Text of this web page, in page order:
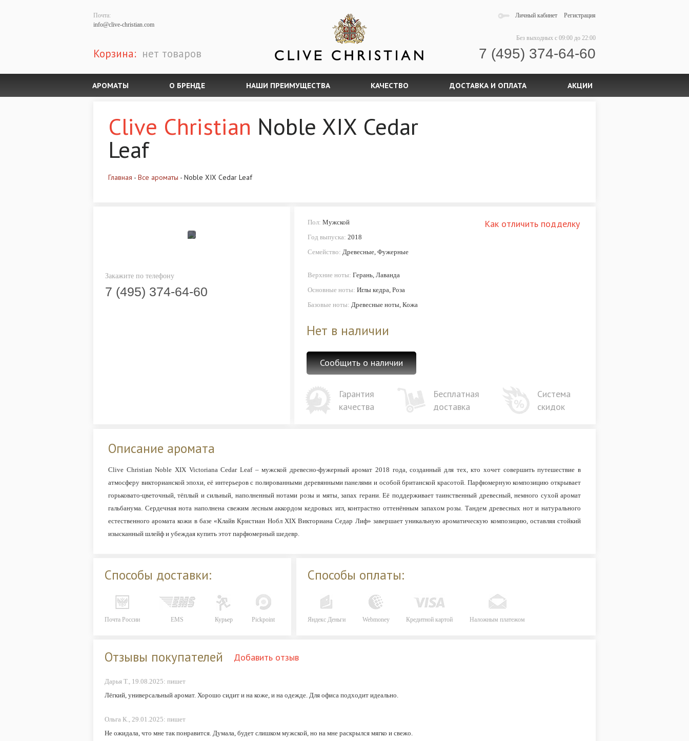
Почта:
info@clive-christian.com
Корзина: нет товаров
Личный кабинет Регистрация
Без выходных с 09:00 до 22:00
7 (495) 374-64-60
АРОМАТЫ О БРЕНДЕ НАШИ ПРЕИМУЩЕСТВА КАЧЕСТВО ДОСТАВКА И ОПЛАТА АКЦИИ
Clive Christian Noble XIX Cedar
Leaf
Главная - Все ароматы - Noble XIX Cedar Leaf
Закажите по телефону
7 (495) 374-64-60
Как отличить подделку
Пол: Мужской
Год выпуска: 2018
Семейство: Древесные, Фужерные
Верхние ноты: Герань, Лаванда
Основные ноты: Иглы кедра, Роза
Базовые ноты: Древесные ноты, Кожа
Нет в наличии
Сообщить о наличии
Гарантия
качества
Бесплатная
доставка
Система
скидок
Описание аромата
Clive Christian Noble XIX Victoriana Cedar Leaf – мужской древесно-фужерный аромат 2018 года, созданный для тех, кто хочет совершить путешествие в
атмосферу викторианской эпохи, её интерьеров с полированными деревянными панелями и особой британской красотой. Парфюмерную композицию открывает
горьковато-цветочный, тёплый и сильный, наполненный нотами розы и мяты, запах герани. Её поддерживает таинственный древесный, немного сухой аромат
гальбанума. Сердечная нота наполнена свежим лесным аккордом кедровых игл, контрастно оттенённым запахом розы. Тандем древесных нот и натурального
естественного аромата кожи в базе «Клайв Кристиан Нобл XIX Викториана Седар Лиф» завершает уникальную ароматическую композицию, оставляя стойкий
изысканный шлейф и убеждая купить этот парфюмерный шедевр.
Способы доставки:
Почта России EMS Курьер Pickpoint
Способы оплаты:
Яндекс Деньги Webmoney Кредитной картой Наложным платежом
Отзывы покупателей Добавить отзыв
Дарья Т., 19.08.2025: пишет
Лёгкий, универсальный аромат. Хорошо сидит и на коже, и на одежде. Для офиса подходит идеально.
Ольга К., 29.01.2025: пишет
Не ожидала, что мне так понравится. Думала, будет слишком мужской, но на мне раскрылся мягко и свежо.